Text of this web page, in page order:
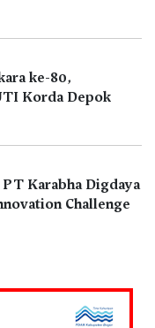
ke-80,
Korda Depok
Karabha Digdaya
Challenge